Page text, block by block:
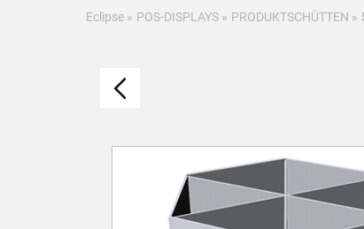
Eclipse » POS-DISPLAYS » PRODUKTSCHÜTTEN »